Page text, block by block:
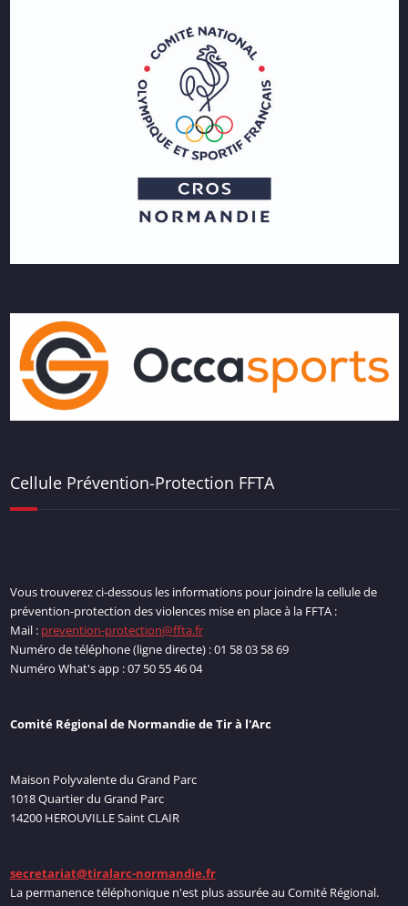
Cellule Prévention-Protection FFTA
Vous trouverez ci-dessous les informations pour joindre la cellule de
prévention-protection des violences mise en place à la FFTA :
Mail : prevention-protection@ffta.fr
Numéro de téléphone (ligne directe) : 01 58 03 58 69
Numéro What's app : 07 50 55 46 04
Comité Régional de Normandie de Tir à l'Arc
Maison Polyvalente du Grand Parc
1018 Quartier du Grand Parc
14200 HEROUVILLE Saint CLAIR
secretariat@tiralarc-normandie.fr
La permanence téléphonique n'est plus assurée au Comité Régional.